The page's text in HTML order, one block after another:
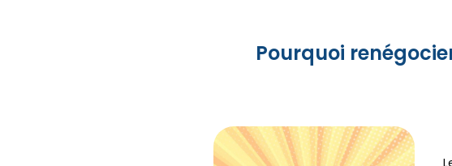
Pourquoi